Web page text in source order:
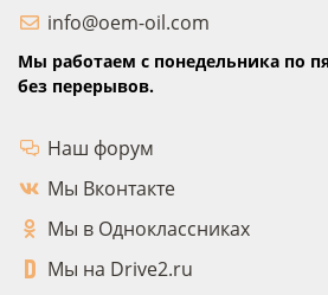
info@oem-oil.com
Мы работаем с понедельника по
без перерывов.
Наш форум
Мы Вконтакте
Мы в Одноклассниках
Мы на Drive2.ru